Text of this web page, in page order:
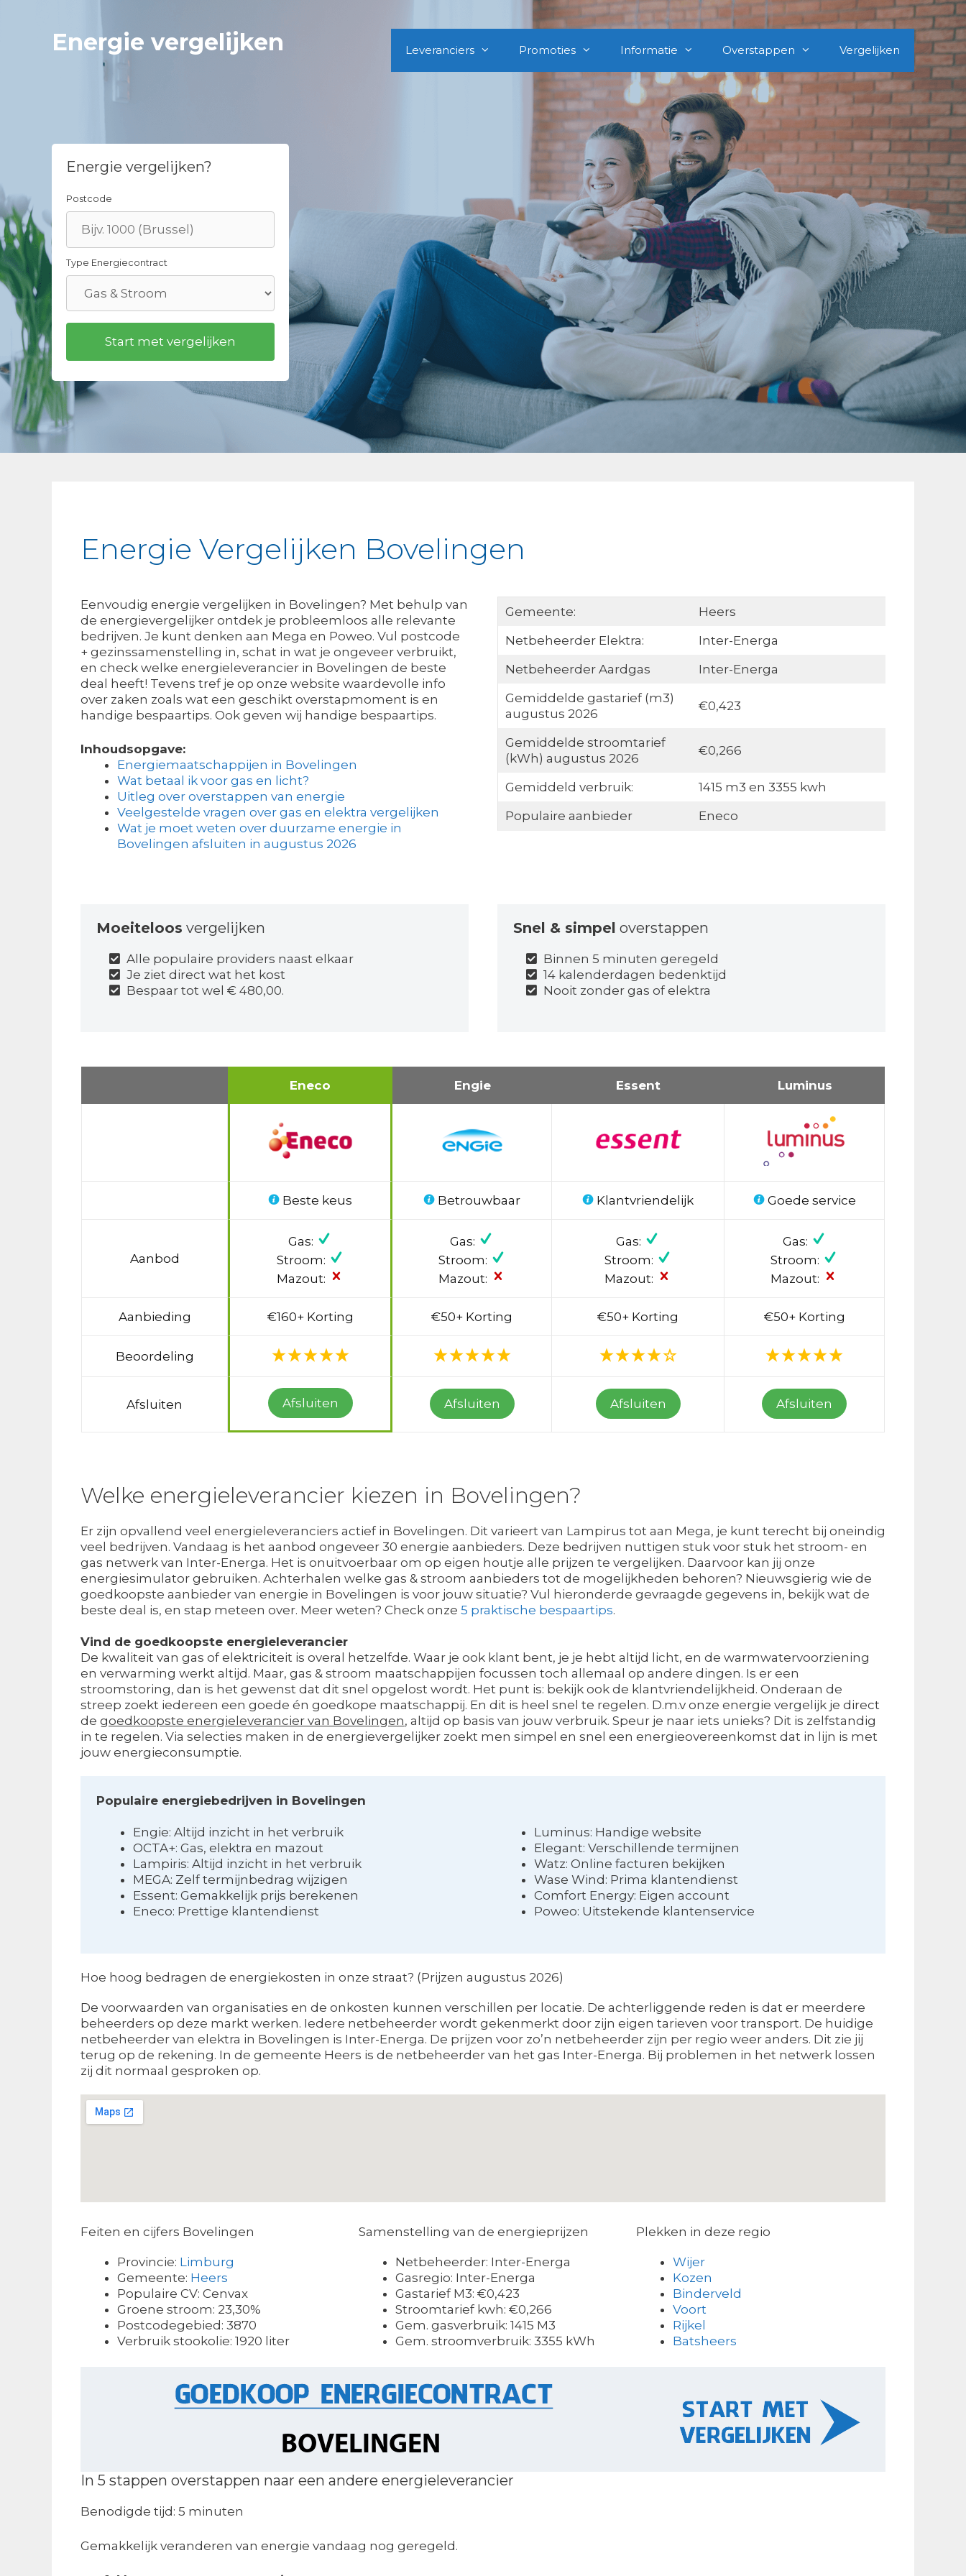
Energie vergelijken Leveranciers Promoties Informatie Overstappen Vergelijken
Energie vergelijken?
Postcode
Type Energiecontract
Energie Vergelijken Bovelingen
Eenvoudig energie vergelijken in Bovelingen? Met behulp van
de energievergelijker ontdek je probleemloos alle relevante
bedrijven. Je kunt denken aan Mega en Poweo. Vul postcode
+ gezinssamenstelling in, schat in wat je ongeveer verbruikt,
en check welke energieleverancier in Bovelingen de beste
deal heeft! Tevens tref je op onze website waardevolle info
over zaken zoals wat een geschikt overstapmoment is en
handige bespaartips. Ook geven wij handige bespaartips.
Inhoudsopgave:
Energiemaatschappijen in Bovelingen
Wat betaal ik voor gas en licht?
Uitleg over overstappen van energie
Veelgestelde vragen over gas en elektra vergelijken
Wat je moet weten over duurzame energie in
Bovelingen afsluiten in augustus 2026
Gemeente:
Heers
Netbeheerder Elektra:
Inter-Energa
Netbeheerder Aardgas
Inter-Energa
Gemiddelde gastarief (m3)
augustus 2026
€0,423
Gemiddelde stroomtarief
(kWh) augustus 2026
€0,266
Gemiddeld verbruik:
1415 m3 en 3355 kwh
Populaire aanbieder
Eneco
Moeiteloos vergelijken
Alle populaire providers naast elkaar
Je ziet direct wat het kost
Bespaar tot wel € 480,00.
Snel & simpel overstappen
Binnen 5 minuten geregeld
14 kalenderdagen bedenktijd
Nooit zonder gas of elektra
Eneco Engie Essent Luminus
Beste keus Betrouwbaar Klantvriendelijk Goede service
Aanbod
Gas:
Stroom:
Mazout:
Gas:
Stroom:
Mazout:
Gas:
Stroom:
Mazout:
Gas:
Stroom:
Mazout:
Aanbieding €160+ Korting €50+ Korting €50+ Korting €50+ Korting
Beoordeling
Afsluiten Afsluiten Afsluiten Afsluiten Afsluiten
Welke energieleverancier kiezen in Bovelingen?
Er zijn opvallend veel energieleveranciers actief in Bovelingen. Dit varieert van Lampirus tot aan Mega, je kunt terecht bij oneindig
veel bedrijven. Vandaag is het aanbod ongeveer 30 energie aanbieders. Deze bedrijven nuttigen stuk voor stuk het stroom- en
gas netwerk van Inter-Energa. Het is onuitvoerbaar om op eigen houtje alle prijzen te vergelijken. Daarvoor kan jij onze
energiesimulator gebruiken. Achterhalen welke gas & stroom aanbieders tot de mogelijkheden behoren? Nieuwsgierig wie de
goedkoopste aanbieder van energie in Bovelingen is voor jouw situatie? Vul hieronderde gevraagde gegevens in, bekijk wat de
beste deal is, en stap meteen over. Meer weten? Check onze 5 praktische bespaartips.
Vind de goedkoopste energieleverancier
De kwaliteit van gas of elektriciteit is overal hetzelfde. Waar je ook klant bent, je je hebt altijd licht, en de warmwatervoorziening
en verwarming werkt altijd. Maar, gas & stroom maatschappijen focussen toch allemaal op andere dingen. Is er een
stroomstoring, dan is het gewenst dat dit snel opgelost wordt. Het punt is: bekijk ook de klantvriendelijkheid. Onderaan de
streep zoekt iedereen een goede én goedkope maatschappij. En dit is heel snel te regelen. D.m.v onze energie vergelijk je direct
de goedkoopste energieleverancier van Bovelingen, altijd op basis van jouw verbruik. Speur je naar iets unieks? Dit is zelfstandig
in te regelen. Via selecties maken in de energievergelijker zoekt men simpel en snel een energieovereenkomst dat in lijn is met
jouw energieconsumptie.
Populaire energiebedrijven in Bovelingen
Engie: Altijd inzicht in het verbruik
OCTA+: Gas, elektra en mazout
Lampiris: Altijd inzicht in het verbruik
MEGA: Zelf termijnbedrag wijzigen
Essent: Gemakkelijk prijs berekenen
Eneco: Prettige klantendienst
Luminus: Handige website
Elegant: Verschillende termijnen
Watz: Online facturen bekijken
Wase Wind: Prima klantendienst
Comfort Energy: Eigen account
Poweo: Uitstekende klantenservice
Hoe hoog bedragen de energiekosten in onze straat? (Prijzen augustus 2026)
De voorwaarden van organisaties en de onkosten kunnen verschillen per locatie. De achterliggende reden is dat er meerdere
beheerders op deze markt werken. Iedere netbeheerder wordt gekenmerkt door zijn eigen tarieven voor transport. De huidige
netbeheerder van elektra in Bovelingen is Inter-Energa. De prijzen voor zo’n netbeheerder zijn per regio weer anders. Dit zie jij
terug op de rekening. In de gemeente Heers is de netbeheerder van het gas Inter-Energa. Bij problemen in het netwerk lossen
zij dit normaal gesproken op.
Feiten en cijfers Bovelingen
Provincie: Limburg
Gemeente: Heers
Populaire CV: Cenvax
Groene stroom: 23,30%
Postcodegebied: 3870
Verbruik stookolie: 1920 liter
Samenstelling van de energieprijzen
Netbeheerder: Inter-Energa
Gasregio: Inter-Energa
Gastarief M3: €0,423
Stroomtarief kwh: €0,266
Gem. gasverbruik: 1415 M3
Gem. stroomverbruik: 3355 kWh
Plekken in deze regio
Wijer
Kozen
Binderveld
Voort
Rijkel
Batsheers
In 5 stappen overstappen naar een andere energieleverancier
Benodigde tijd: 5 minuten
Gemakkelijk veranderen van energie vandaag nog geregeld.